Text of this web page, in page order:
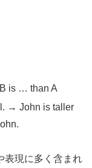
is … than A
→ John is taller
表現に多く含まれ